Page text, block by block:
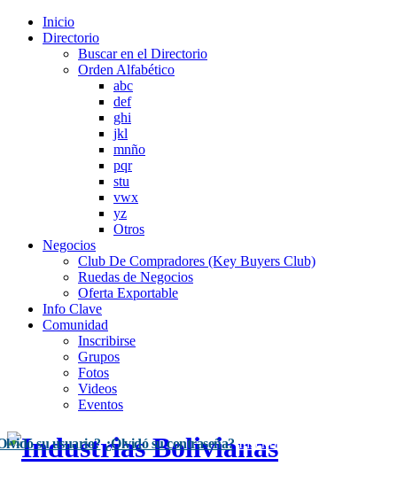
Inicio
Directorio
Buscar en el Directorio
Orden Alfabético
abc
def
ghi
jkl
mnño
pqr
stu
vwx
yz
Otros
Negocios
Club De Compradores (Key Buyers Club)
Ruedas de Negocios
Oferta Exportable
Info Clave
Comunidad
Inscribirse
Grupos
Fotos
Videos
Eventos
su usuario? ¿Olvidó su contraseña? Inscríbase Aquí